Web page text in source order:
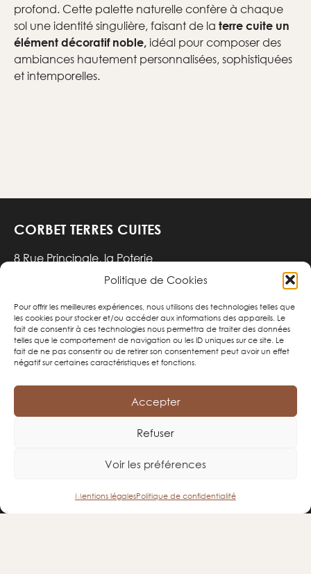
Politique de Cookies
Pour offrir les meilleures expériences, nous utilisons des technologies telles que
les cookies pour stocker et/ou accéder aux informations des appareils. Le
fait de consentir à ces technologies nous permettra de traiter des données
telles que le comportement de navigation ou les ID uniques sur ce site. Le
fait de ne pas consentir ou de retirer son consentement peut avoir un effet
négatif sur certaines caractéristiques et fonctions.
Accepter
Refuser
Voir les préférences
Mentions légalesPolitique de confidentialité
profond. Cette palette naturelle confère à chaque
sol une identité singulière, faisant de la terre cuite un
élément décoratif noble, idéal pour composer des
ambiances hautement personnalisées, sophistiquées
et intemporelles.
CORBET TERRES CUITES
8 Rue Principale, la Poterie
49230 Tillières, Sèvremoine
02 41 56 72 75
contact@corbet-terrescuites.com
Horaires :
08h00-12h00 / 14h00-18h00 du lundi au vendredi
Tomettes et plinthes
Briques de terre crue